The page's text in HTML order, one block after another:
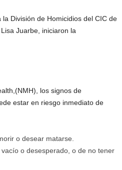
División de Homicidios del CIC de
Juarbe, iniciaron la
los signos de
estar en riesgo inmediato de
o desear matarse.
o desesperado, o de no tener